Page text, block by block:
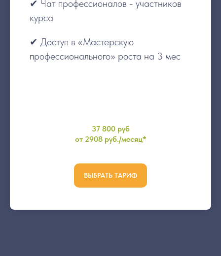
✔ Чат профессионалов - участников
курса
✔ Доступ в «Мастерскую
профессионального» роста на 3 мес
37 800 руб
от 2908 руб./месяц*
ВЫБРАТЬ ТАРИФ